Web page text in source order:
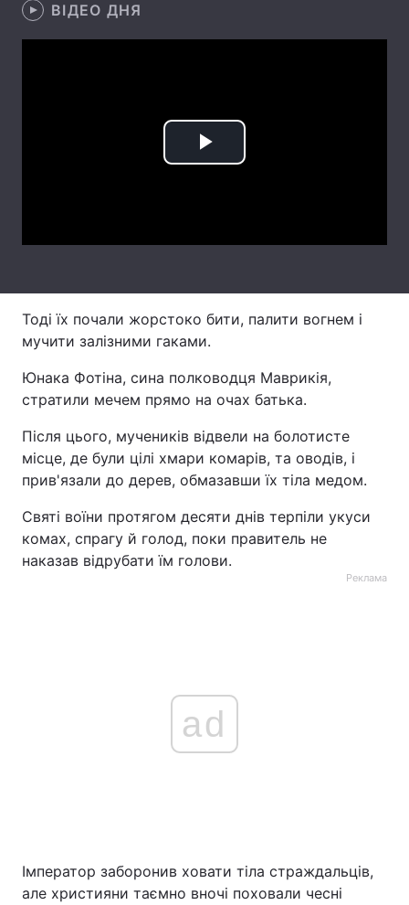
Цікавинки
Екологія Регіони
Лонгріди
Відео з Youtube Статті
Інтерв'ю Думки
Архів Вакансії
ВІДЕО ДНЯ
Play
Тоді їх почали жорстоко бити, палити вогнем і
мучити залізними гаками.
Юнака Фотіна, сина полководця Маврикія,
стратили мечем прямо на очах батька.
Після цього, мучеників відвели на болотисте
місце, де були цілі хмари комарів, та оводів, і
прив'язали до дерев, обмазавши їх тіла медом.
Святі воїни протягом десяти днів терпіли укуси
комах, спрагу й голод, поки правитель не
наказав відрубати їм голови.
Реклама
ad
Імператор заборонив ховати тіла страждальців,
але християни таємно вночі поховали чесні